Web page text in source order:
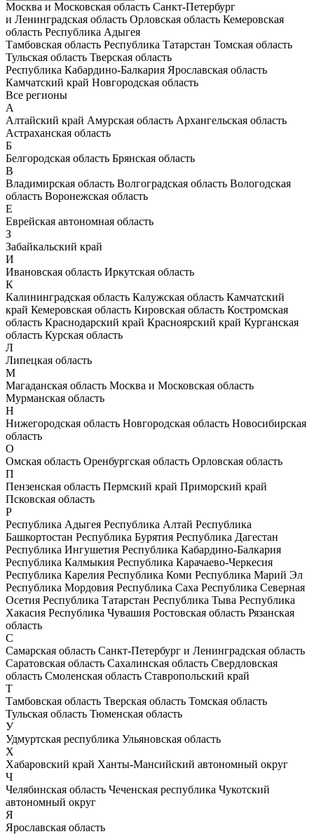
Москва и Московская область Санкт-Петербург
и Ленинградская область Орловская область Кемеровская
область Республика Адыгея
Тамбовская область Республика Татарстан Томская область
Тульская область Тверская область
Республика Кабардино-Балкария Ярославская область
Камчатский край Новгородская область
Все регионы
А
Алтайский край Амурская область Архангельская область
Астраханская область
Б
Белгородская область Брянская область
В
Владимирская область Волгоградская область Вологодская
область Воронежская область
Е
Еврейская автономная область
З
Забайкальский край
И
Ивановская область Иркутская область
К
Калининградская область Калужская область Камчатский
край Кемеровская область Кировская область Костромская
область Краснодарский край Красноярский край Курганская
область Курская область
Л
Липецкая область
М
Магаданская область Москва и Московская область
Мурманская область
Н
Нижегородская область Новгородская область Новосибирская
область
О
Омская область Оренбургская область Орловская область
П
Пензенская область Пермский край Приморский край
Псковская область
Р
Республика Адыгея Республика Алтай Республика
Башкортостан Республика Бурятия Республика Дагестан
Республика Ингушетия Республика Кабардино-Балкария
Республика Калмыкия Республика Карачаево-Черкесия
Республика Карелия Республика Коми Республика Марий Эл
Республика Мордовия Республика Саха Республика Северная
Осетия Республика Татарстан Республика Тыва Республика
Хакасия Республика Чувашия Ростовская область Рязанская
область
С
Самарская область Санкт-Петербург и Ленинградская область
Саратовская область Сахалинская область Свердловская
область Смоленская область Ставропольский край
Т
Тамбовская область Тверская область Томская область
Тульская область Тюменская область
У
Удмуртская республика Ульяновская область
Х
Хабаровский край Ханты-Мансийский автономный округ
Ч
Челябинская область Чеченская республика Чукотский
автономный округ
Я
Ярославская область